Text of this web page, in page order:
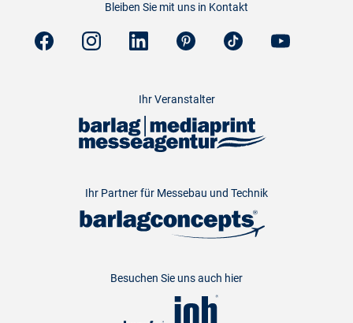
Bleiben Sie mit uns in Kontakt
Ihr Veranstalter
Ihr Partner für Messebau und Technik
Besuchen Sie uns auch hier